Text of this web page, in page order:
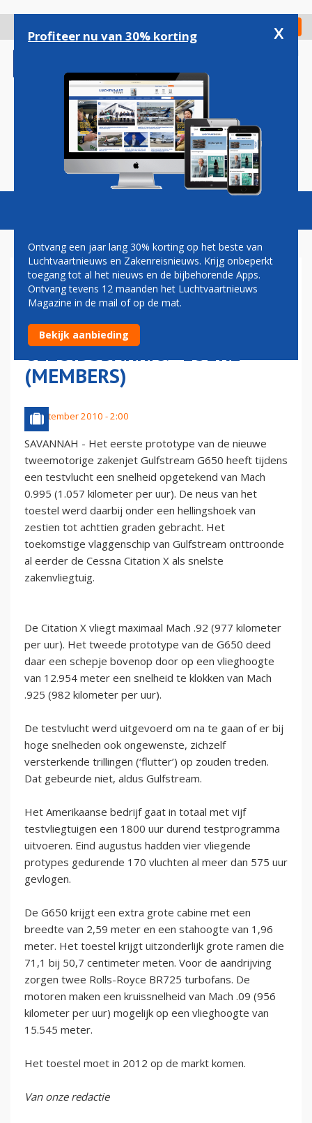
gaan
Check in
Magazine Podcasts Vacatures
NIEUWE ZAKENJET
GULFSTREAM DOORBREEKT
BIJNA
GELUIDSBARRI&#232RE
(MEMBERS)
3 september 2010 - 2:00
SAVANNAH - Het eerste prototype van de nieuwe
tweemotorige zakenjet Gulfstream G650 heeft tijdens
een testvlucht een snelheid opgetekend van Mach
0.995 (1.057 kilometer per uur). De neus van het
toestel werd daarbij onder een hellingshoek van
zestien tot achttien graden gebracht. Het
toekomstige vlaggenschip van Gulfstream onttroonde
al eerder de Cessna Citation X als snelste
zakenvliegtuig.
De Citation X vliegt maximaal Mach .92 (977 kilometer
per uur). Het tweede prototype van de G650 deed
daar een schepje bovenop door op een vlieghoogte
van 12.954 meter een snelheid te klokken van Mach
.925 (982 kilometer per uur).
De testvlucht werd uitgevoerd om na te gaan of er bij
hoge snelheden ook ongewenste, zichzelf
versterkende trillingen (‘flutter’) op zouden treden.
Dat gebeurde niet, aldus Gulfstream.
Het Amerikaanse bedrijf gaat in totaal met vijf
testvliegtuigen een 1800 uur durend testprogramma
uitvoeren. Eind augustus hadden vier vliegende
protypes gedurende 170 vluchten al meer dan 575 uur
gevlogen.
De G650 krijgt een extra grote cabine met een
breedte van 2,59 meter en een stahoogte van 1,96
meter. Het toestel krijgt uitzonderlijk grote ramen die
71,1 bij 50,7 centimeter meten. Voor de aandrijving
zorgen twee Rolls-Royce BR725 turbofans. De
motoren maken een kruissnelheid van Mach .09 (956
kilometer per uur) mogelijk op een vlieghoogte van
15.545 meter.
Het toestel moet in 2012 op de markt komen.
Van onze redactie
Profiteer nu van 30% korting x
Ontvang een jaar lang 30% korting op het beste van
Luchtvaartnieuws en Zakenreisnieuws. Krijg onbeperkt
toegang tot al het nieuws en de bijbehorende Apps.
Ontvang tevens 12 maanden het Luchtvaartnieuws
Magazine in de mail of op de mat.
Bekijk aanbieding